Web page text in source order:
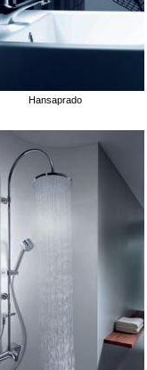
Hansaprado